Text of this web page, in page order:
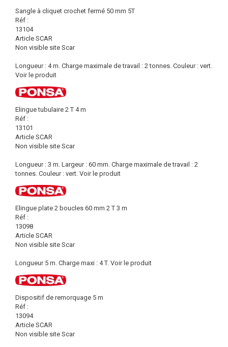
Sangle à cliquet crochet fermé 50 mm 5T
Réf :
13104
Article SCAR
Non visible site Scar
Longueur : 4 m. Charge maximale de travail : 2 tonnes. Couleur : vert.
Voir le produit
Elingue tubulaire 2 T 4 m
Réf :
13101
Article SCAR
Non visible site Scar
Longueur : 3 m. Largeur : 60 mm. Charge maximale de travail : 2
tonnes. Couleur : vert. Voir le produit
Elingue plate 2 boucles 60 mm 2 T 3 m
Réf :
13098
Article SCAR
Non visible site Scar
Longueur 5 m. Charge maxi : 4 T. Voir le produit
Dispositif de remorquage 5 m
Réf :
13094
Article SCAR
Non visible site Scar